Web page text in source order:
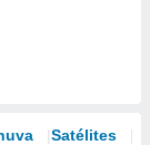
Satélites